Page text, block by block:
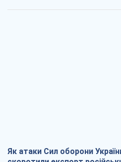
Як атаки Сил оборони